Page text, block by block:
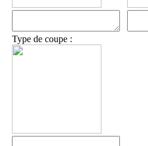
Type de coupe :